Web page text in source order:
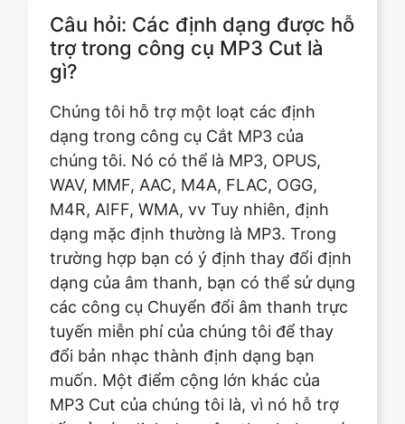
Chúng tôi hỗ trợ một loạt các định
dạng trong công cụ Cắt MP3 của
chúng tôi. Nó có thể là MP3, OPUS,
WAV, MMF, AAC, M4A, FLAC, OGG,
M4R, AIFF, WMA, vv Tuy nhiên, định
dạng mặc định thường là MP3. Trong
trường hợp bạn có ý định thay đổi định
dạng của âm thanh, bạn có thể sử dụng
các công cụ Chuyển đổi âm thanh trực
tuyến miễn phí của chúng tôi để thay
đổi bản nhạc thành định dạng bạn
muốn. Một điểm cộng lớn khác của
MP3 Cut của chúng tôi là, vì nó hỗ trợ
tất cả các định dạng âm thanh, bạn có
thể phát bất kỳ âm thanh nào bằng
trang web của chúng tôi.